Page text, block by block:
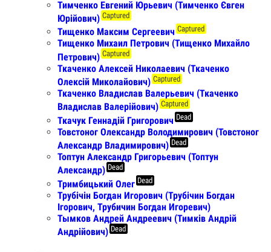
Тимченко Евгений Юрьевич (Тимченко Євген
Юрiйович) Captured
Тищенко Максим Сергеевич Captured
Тищенко Михаил Петрович (Тищенко Михайло
Петрович) Captured
Ткаченко Алексей Николаевич (Ткаченко
Олексій Миколайович) Captured
Ткаченко Владислав Валерьевич (Ткаченко
Владислав Валерійович) Captured
Ткачук Геннадій Григорович Dead
Товстоног Олександр Володимирович (Товстоног
Александр Владимирович) Dead
Топтун Александр Григорьевич (Топтун
Александр) Dead
Тримбицький Олег Dead
Трубiчiн Богдан Игорович (Трубiчин Богдан
Ігорович, Трубичин Богдан Игоревич)
Тымков Андрей Андреевич (Тимків Андрій
Андрійович) Dead